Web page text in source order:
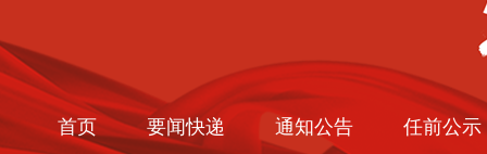
首页 要闻快递 通知公告 任前公示